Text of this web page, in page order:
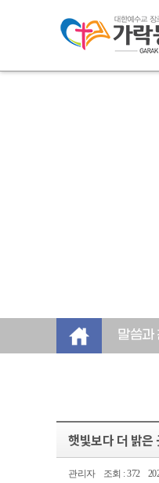
말씀과
햇빛보다 더 밝은
관리자 조회 : 372